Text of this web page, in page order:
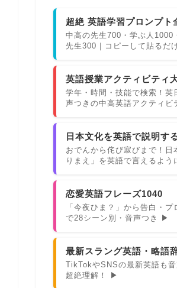
超絶 英語学習プロンプト
中高の先生700・学ぶ人1000
先生300｜コピーして貼るだ
英語授業アクティビティ
学年・時間・技能で検索！英
声つきの中高英語アクティ
日本文化を英語で説明す
おでんから侘び寂びまで！日
りまえ」を英語で言えるよ
恋愛英語フレーズ1040
「今夜ひま？」から告白・プ
で28シーン別・音声つき ▶
最新スラング英語・略語
TikTokやSNSの最新英語も
超絶理解！ ▶